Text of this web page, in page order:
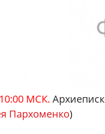
МСК.
Пархоменко)